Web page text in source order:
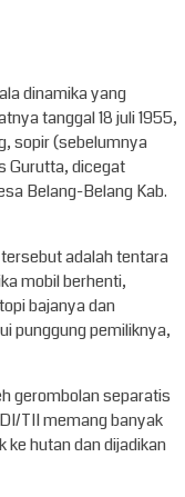
dinamika yang
tanggal 18 juli 1955,
sopir (sebelumnya
Gurutta, dicegat
Belang-Belang Kab.
adalah tentara
mobil berhenti,
bajanya dan
punggung pemiliknya,
gerombolan separatis
TII memang banyak
ke hutan dan dijadikan